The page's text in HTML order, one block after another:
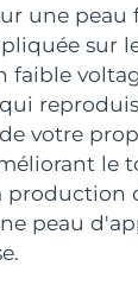
une peau
sur
faible
votre
le
production
peau